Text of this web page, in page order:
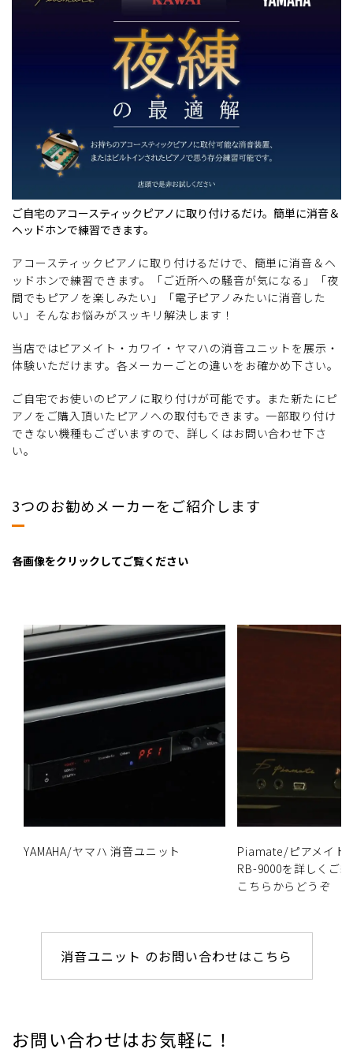
ご自宅のアコースティックピアノに取り付けるだけ。簡単に消音＆
ヘッドホンで練習できます。
アコースティックピアノに取り付けるだけで、簡単に消音＆ヘ
ッドホンで練習できます。「ご近所への騒音が気になる」「夜
間でもピアノを楽しみたい」「電子ピアノみたいに消音した
い」そんなお悩みがスッキリ解決します！
当店ではピアメイト・カワイ・ヤマハの消音ユニットを展示・
体験いただけます。各メーカーごとの違いをお確かめ下さい。
ご自宅でお使いのピアノに取り付けが可能です。また新たにピ
アノをご購入頂いたピアノへの取付もできます。一部取り付け
できない機種もございますので、詳しくはお問い合わせ下さ
い。
3つのお勧めメーカーをご紹介します
各画像をクリックしてご覧ください
YAMAHA/ヤマハ 消音ユニット
Piamate/ピアメイト
RB-9000を詳しくご
こちらからどうぞ
消音ユニット のお問い合わせはこちら
お問い合わせはお気軽に！